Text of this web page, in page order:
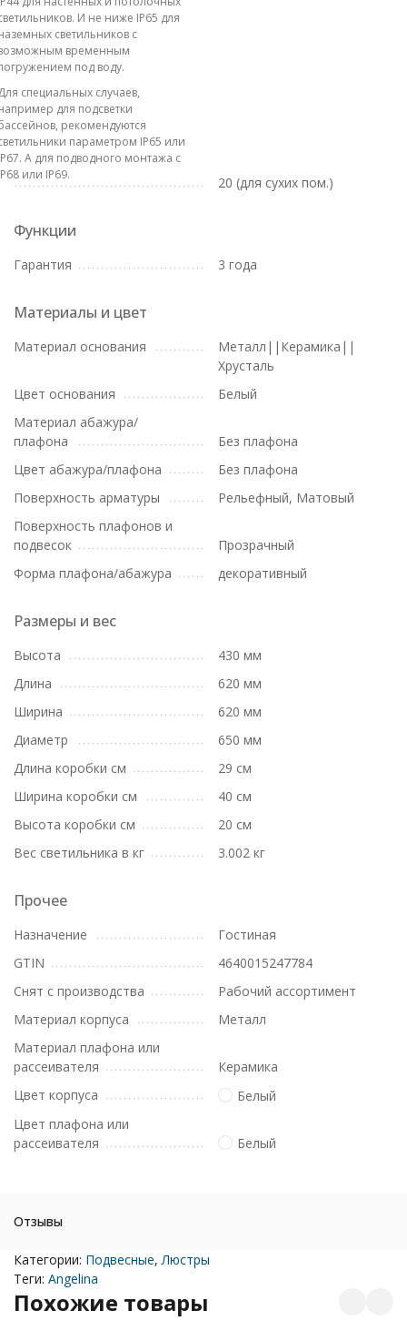
И не ниже IP65 для
светильников с
временным
под воду.
специальных случаев,
для подсветки
рекомендуются
параметром IP65 или
А для подводного монтажа с
или IP69.
20 (для сухих пом.)
Функции
Гарантия 3 года
Материалы и цвет
Материал основания
Металл||Керамика||
Хрусталь
Цвет основания
Белый
Материал абажура/
плафона
Без плафона
Цвет абажура/плафона
Без плафона
Поверхность арматуры
Рельефный, Матовый
Поверхность плафонов и
подвесок
Прозрачный
Форма плафона/абажура
декоративный
Размеры и вес
Высота
430 мм
Длина
620 мм
Ширина
620 мм
Диаметр
650 мм
Длина коробки см
29 см
Ширина коробки см
40 см
Высота коробки см
20 см
Вес светильника в кг
3.002 кг
Прочее
Назначение
Гостиная
GTIN
4640015247784
Снят с производства
Рабочий ассортимент
Материал корпуса
Металл
Материал плафона или
рассеивателя
Керамика
Цвет корпуса
Белый
Цвет плафона или
рассеивателя
Белый
Отзывы
Категории: Подвесные, Люстры
Теги: Angelina
Похожие товары